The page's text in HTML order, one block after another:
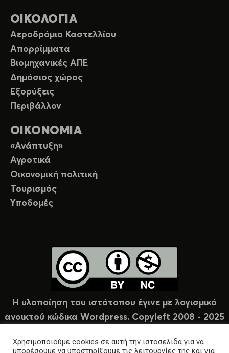
ΟΙΚΟΛΟΓΙΑ
Αεροδρόμιο Καστελλίου
Απορρίμματα
Βιομηχανικές ΑΠΕ
Δημόσιος χώρος
Εξορύξεις
Περιβάλλον
ΟΙΚΟΝΟΜΙΑ
«Ανάπτυξη»
Αγροτικά
Οικονομική πολιτική
Τουρισμός
Υποδομές
Η υλοποίηση του ιστότοπου έγινε με λογισμικό
ανοικτού κώδικα Wordpress. Copyleft 2008 - 2025
Χρησιμοποιούμε cookies σε αυτή την ιστοσελίδα για να
μπορέσουμε να υποστηρίξουμε τις λειτουργίες της και για